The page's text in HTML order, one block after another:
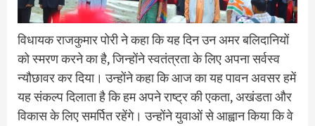
विधायक राजकुमार पोरी ने कहा कि यह दिन उन अमर बलिदानियों
को स्मरण करने का है, जिन्होंने स्वतंत्रता के लिए अपना सर्वस्व
न्यौछावर कर दिया। उन्होंने कहा कि आज का यह पावन अवसर हमें
यह संकल्प दिलाता है कि हम अपने राष्ट्र की एकता, अखंडता और
विकास के लिए समर्पित रहेंगे। उन्होंने युवाओं से आह्वान किया कि वे